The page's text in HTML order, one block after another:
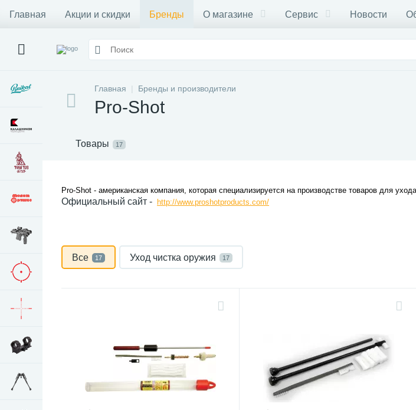
Главная Акции и скидки Бренды О магазине Сервис Новости
Главная Бренды и производители
Pro-Shot
Товары 17
Pro-Shot - американская компания, которая специализируется на производстве товаров для
Официальный сайт - http://www.proshotproducts.com/
Все 17 Уход чистка оружия 17